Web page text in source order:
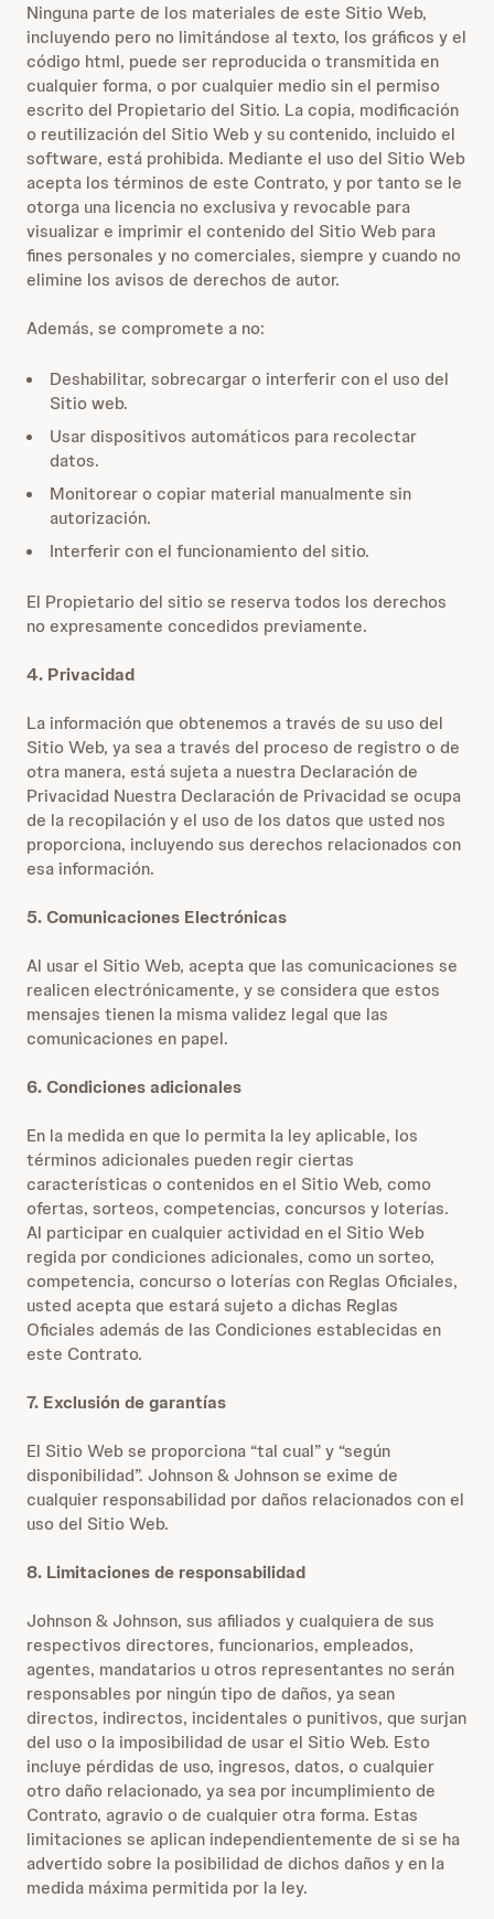
Ninguna parte de los materiales de este Sitio Web,
incluyendo pero no limitándose al texto, los gráficos y el
código html, puede ser reproducida o transmitida en
cualquier forma, o por cualquier medio sin el permiso
escrito del Propietario del Sitio. La copia, modificación
o reutilización del Sitio Web y su contenido, incluido el
software, está prohibida. Mediante el uso del Sitio Web
acepta los términos de este Contrato, y por tanto se le
otorga una licencia no exclusiva y revocable para
visualizar e imprimir el contenido del Sitio Web para
fines personales y no comerciales, siempre y cuando no
elimine los avisos de derechos de autor.
Además, se compromete a no:
Deshabilitar, sobrecargar o interferir con el uso del
Sitio web.
Usar dispositivos automáticos para recolectar
datos.
Monitorear o copiar material manualmente sin
autorización.
Interferir con el funcionamiento del sitio.
El Propietario del sitio se reserva todos los derechos
no expresamente concedidos previamente.
4. Privacidad
La información que obtenemos a través de su uso del
Sitio Web, ya sea a través del proceso de registro o de
otra manera, está sujeta a nuestra Declaración de
Privacidad Nuestra Declaración de Privacidad se ocupa
de la recopilación y el uso de los datos que usted nos
proporciona, incluyendo sus derechos relacionados con
esa información.
5. Comunicaciones Electrónicas
Al usar el Sitio Web, acepta que las comunicaciones se
realicen electrónicamente, y se considera que estos
mensajes tienen la misma validez legal que las
comunicaciones en papel.
6. Condiciones adicionales
En la medida en que lo permita la ley aplicable, los
términos adicionales pueden regir ciertas
características o contenidos en el Sitio Web, como
ofertas, sorteos, competencias, concursos y loterías.
Al participar en cualquier actividad en el Sitio Web
regida por condiciones adicionales, como un sorteo,
competencia, concurso o loterías con Reglas Oficiales,
usted acepta que estará sujeto a dichas Reglas
Oficiales además de las Condiciones establecidas en
este Contrato.
7. Exclusión de garantías
El Sitio Web se proporciona “tal cual” y “según
disponibilidad”. Johnson & Johnson se exime de
cualquier responsabilidad por daños relacionados con el
uso del Sitio Web.
8. Limitaciones de responsabilidad
Johnson & Johnson, sus afiliados y cualquiera de sus
respectivos directores, funcionarios, empleados,
agentes, mandatarios u otros representantes no serán
responsables por ningún tipo de daños, ya sean
directos, indirectos, incidentales o punitivos, que surjan
del uso o la imposibilidad de usar el Sitio Web. Esto
incluye pérdidas de uso, ingresos, datos, o cualquier
otro daño relacionado, ya sea por incumplimiento de
Contrato, agravio o de cualquier otra forma. Estas
limitaciones se aplican independientemente de si se ha
advertido sobre la posibilidad de dichos daños y en la
medida máxima permitida por la ley.